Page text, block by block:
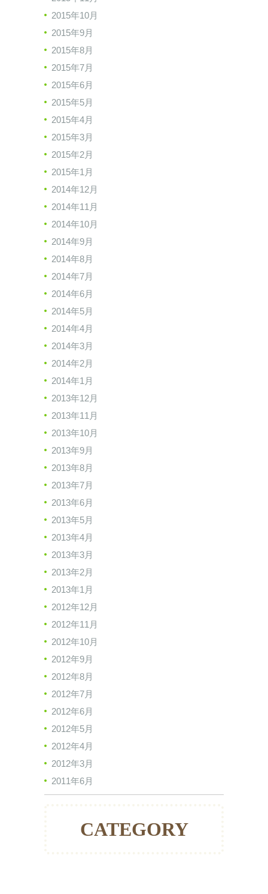
2015年10月
2015年9月
2015年8月
2015年7月
2015年6月
2015年5月
2015年4月
2015年3月
2015年2月
2015年1月
2014年12月
2014年11月
2014年10月
2014年9月
2014年8月
2014年7月
2014年6月
2014年5月
2014年4月
2014年3月
2014年2月
2014年1月
2013年12月
2013年11月
2013年10月
2013年9月
2013年8月
2013年7月
2013年6月
2013年5月
2013年4月
2013年3月
2013年2月
2013年1月
2012年12月
2012年11月
2012年10月
2012年9月
2012年8月
2012年7月
2012年6月
2012年5月
2012年4月
2012年3月
2011年6月
CATEGORY